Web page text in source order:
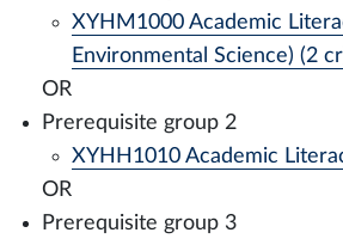
XYHM1000 Academic
Environmental Science) (2
OR
Prerequisite group 2
XYHH1010 Academic
OR
Prerequisite group 3